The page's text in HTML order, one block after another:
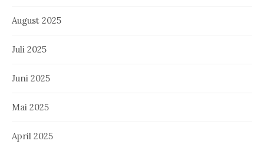
August 2025
Juli 2025
Juni 2025
Mai 2025
April 2025